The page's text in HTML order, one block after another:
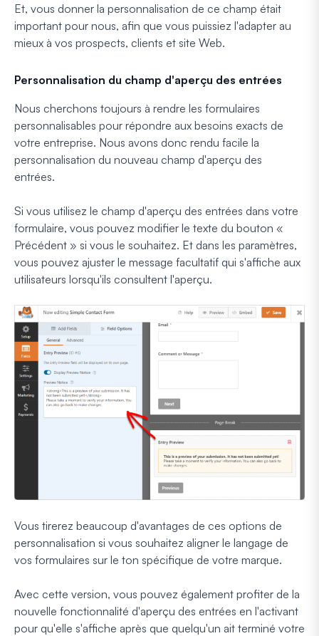
Et, vous donner la personnalisation de ce champ était
important pour nous, afin que vous puissiez l'adapter au
mieux à vos prospects, clients et site Web.
Personnalisation du champ d'aperçu des entrées
Nous cherchons toujours à rendre les formulaires
personnalisables pour répondre aux besoins exacts de
votre entreprise. Nous avons donc rendu facile la
personnalisation du nouveau champ d'aperçu des
entrées.
Si vous utilisez le champ d'aperçu des entrées dans votre
formulaire, vous pouvez modifier le texte du bouton «
Précédent » si vous le souhaitez. Et dans les paramètres,
vous pouvez ajuster le message facultatif qui s'affiche aux
utilisateurs lorsqu'ils consultent l'aperçu.
Vous tirerez beaucoup d'avantages de ces options de
personnalisation si vous souhaitez aligner le langage de
vos formulaires sur le ton spécifique de votre marque.
Avec cette version, vous pouvez également profiter de la
nouvelle fonctionnalité d'aperçu des entrées en l'activant
pour qu'elle s'affiche après que quelqu'un ait terminé votre